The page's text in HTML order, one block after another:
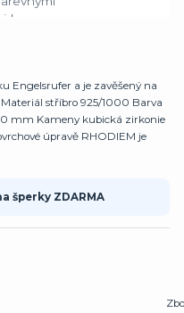
Engelsrufer a je zavěšený na
stříbro 925/1000 Barva
mm Kameny kubická zirkonie
úpravě RHODIEM je
šperky ZDARMA